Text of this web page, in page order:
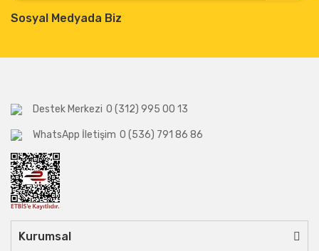
Sosyal Medyada Biz
Destek Merkezi 0 (312) 995 00 13
WhatsApp İletişim 0 (536) 791 86 86
Kurumsal